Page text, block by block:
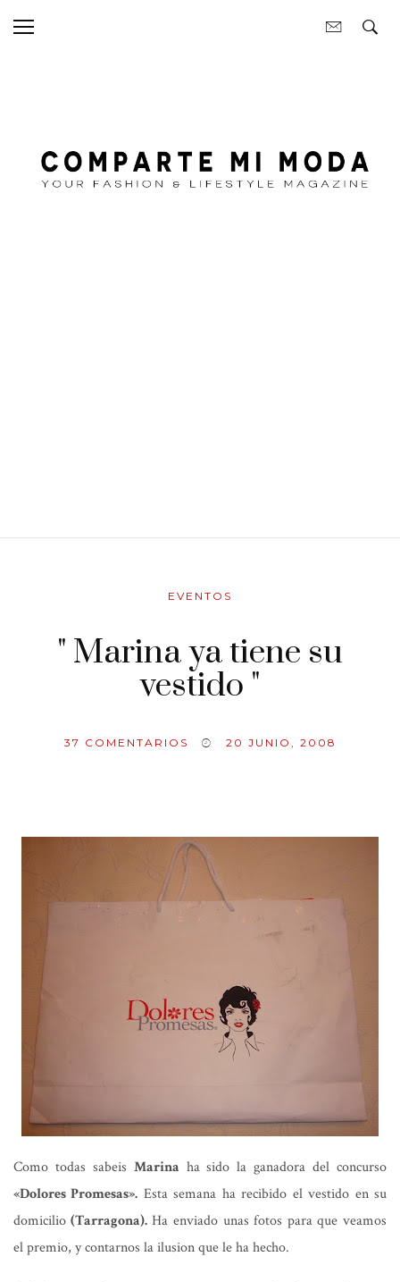
EVENTOS
" Marina ya tiene su
vestido "
37 COMENTARIOS 20 JUNIO, 2008
Como todas sabeis Marina ha sido la ganadora del concurso
«Dolores Promesas». Esta semana ha recibido el vestido en su
domicilio (Tarragona).Ha enviado unas fotos para que veamos
el premio, y contarnos la ilusion que le ha hecho.